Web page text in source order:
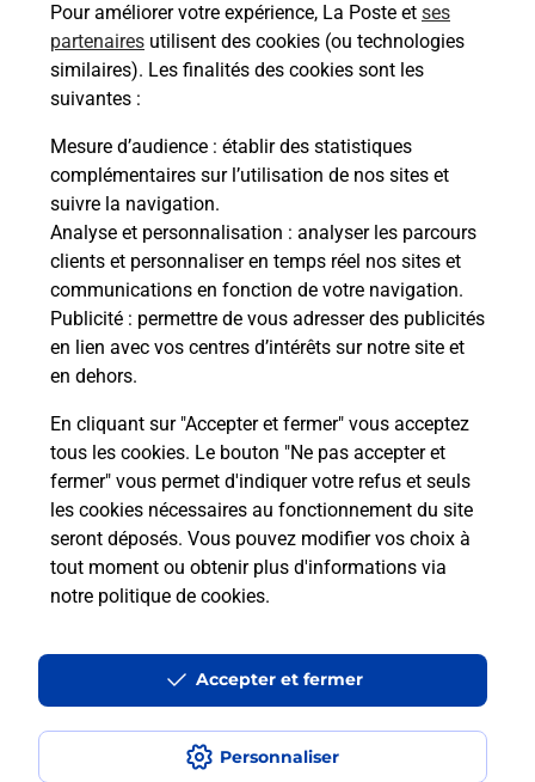
Pour améliorer votre expérience, La Poste et ses
partenaires utilisent des cookies (ou technologies
similaires). Les finalités des cookies sont les
suivantes :
Mesure d’audience : établir des statistiques
complémentaires sur l’utilisation de nos sites et
suivre la navigation.
Analyse et personnalisation : analyser les parcours
clients et personnaliser en temps réel nos sites et
communications en fonction de votre navigation.
Publicité : permettre de vous adresser des publicités
en lien avec vos centres d’intérêts sur notre site et
en dehors.
En cliquant sur "Accepter et fermer" vous acceptez
tous les cookies. Le bouton "Ne pas accepter et
fermer" vous permet d'indiquer votre refus et seuls
les cookies nécessaires au fonctionnement du site
seront déposés. Vous pouvez modifier vos choix à
tout moment ou obtenir plus d'informations via
notre politique de cookies.
Personnaliser
Accepter et fermer
La téléassistance classique avec
médaillon d’alarme qu’est ce que
c’est ?
Comment fonctionne la
téléassistance classique ?
Comment est installée la
téléassistance classique ?
Localiser Liste
Liste - téléassistance
Rhône - téléassistance
Charbonnieres Les Bains - téléassistance
Accessibilité : partiellement conforme
Conditions contractuelles